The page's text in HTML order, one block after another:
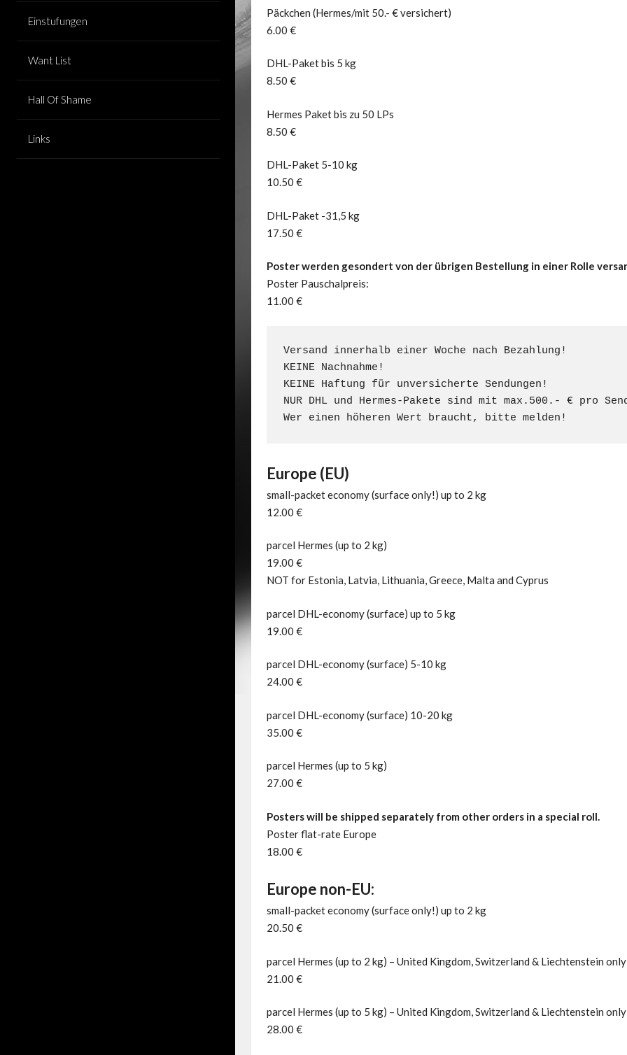
Einstufungen
Want List
Hall Of Shame
Links
Päckchen (Hermes/mit 50.- € versichert)
6.00 €
DHL-Paket bis 5 kg
8.50 €
Hermes Paket bis zu 50 LPs
8.50 €
DHL-Paket 5-10 kg
10.50 €
DHL-Paket -31,5 kg
17.50 €
Poster werden gesondert von der übrigen Bestellung in einer Rolle
Poster Pauschalpreis:
11.00 €
Versand innerhalb einer Woche nach Bezahlung!
KEINE Nachnahme!
KEINE Haftung für unversicherte Sendungen!
NUR DHL und Hermes-Pakete sind mit max.500.- € pro
Wer einen höheren Wert braucht, bitte melden!
Europe (EU)
small-packet economy (surface only!) up to 2 kg
12.00 €
parcel Hermes (up to 2 kg)
19.00 €
NOT for Estonia, Latvia, Lithuania, Greece, Malta and Cyprus
parcel DHL-economy (surface) up to 5 kg
19.00 €
parcel DHL-economy (surface) 5-10 kg
24.00 €
parcel DHL-economy (surface) 10-20 kg
35.00 €
parcel Hermes (up to 5 kg)
27.00 €
Posters will be shipped separately from other orders in a special roll.
Poster flat-rate Europe
18.00 €
Europe non-EU:
small-packet economy (surface only!) up to 2 kg
20.50 €
parcel Hermes (up to 2 kg) – United Kingdom, Switzerland & Liechtenstein only
21.00 €
parcel Hermes (up to 5 kg) – United Kingdom, Switzerland & Liechtenstein only
28.00 €